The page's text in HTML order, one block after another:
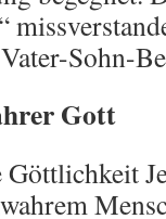
Sohn-
Gott